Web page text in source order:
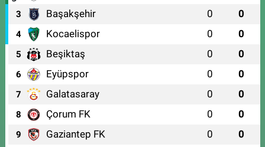
3 Başakşehir 0 0
4 Kocaelispor 0 0
5 Beşiktaş 0 0
6 Eyüpspor 0 0
7 Galatasaray 0 0
8 Çorum FK 0 0
9 Gaziantep FK 0 0